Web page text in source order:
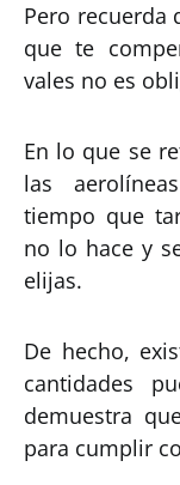
Pero recuerda
que te
vales no es
En lo que se
las
tiempo que
no lo hace y
elijas.
De hecho,
cantidades
demuestra
para cumplir